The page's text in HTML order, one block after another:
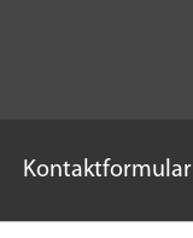
Kontaktformular